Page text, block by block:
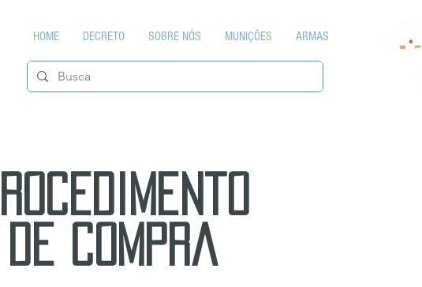
HOME DECRETO SOBRE NÓS MUNIÇÕES ARMAS
de compra